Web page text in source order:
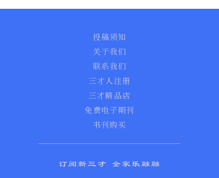
投稿须知
关于我们
联系我们
三才人注册
三才精品店
免费电子期刊
书刊购买
订阅新三才 全家乐融融